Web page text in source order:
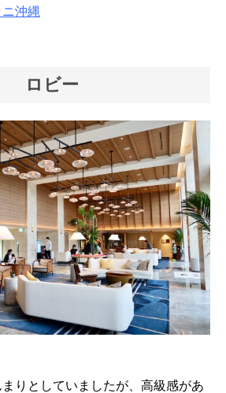
沖縄
ロビー
りとしていましたが、高級感があ